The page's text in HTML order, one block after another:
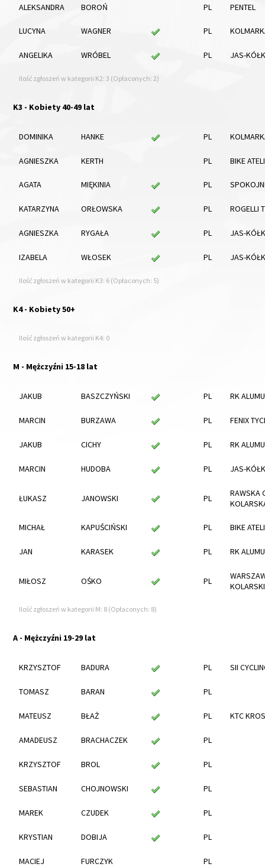
ALEKSANDRA BOROŃ PL PENTEL
LUCYNA WAGNER PL
ANGELIKA WRÓBEL PL JAS-
Ilość zgłoszeń w kategorii K2: 3 (Opłaconych: 2)
K3 - Kobiety 40-49 lat
DOMINIKA HANKE PL
AGNIESZKA KERTH PL BIKE
AGATA MIĘKINIA PL
KATARZYNA ORŁOWSKA PL ROGELLI
AGNIESZKA RYGAŁA PL JAS-
IZABELA WŁOSEK PL JAS-
Ilość zgłoszeń w kategorii K3: 6 (Opłaconych: 5)
K4 - Kobiety 50+
Ilość zgłoszeń w kategorii K4: 0
M - Mężczyźni 15-18 lat
JAKUB BASZCZYŃSKI PL RK
MARCIN BURZAWA PL FENIX
JAKUB CICHY PL RK
MARCIN HUDOBA PL JAS-
ŁUKASZ JANOWSKI PL
RAWSKA
MICHAŁ KAPUŚCIŃSKI PL BIKE
JAN KARASEK PL RK
MIŁOSZ OŚKO PL
KOLARSKI
Ilość zgłoszeń w kategorii M: 8 (Opłaconych: 8)
A - Mężczyźni 19-29 lat
KRZYSZTOF BADURA PL SII
TOMASZ BARAN PL
MATEUSZ BŁAŻ PL KTC
AMADEUSZ BRACHACZEK PL
KRZYSZTOF BROL PL
SEBASTIAN CHOJNOWSKI PL
MAREK CZUDEK PL
KRYSTIAN DOBIJA PL
MACIEJ FURCZYK PL